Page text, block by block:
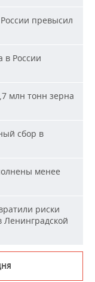
превысил
в России
млн тонн зерна
сбор в
менее
риски
Ленинградской